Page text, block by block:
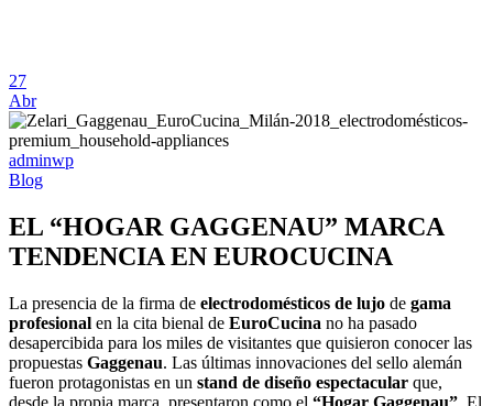
27
Abr
adminwp
Blog
EL “HOGAR GAGGENAU” MARCA
TENDENCIA EN EUROCUCINA
La presencia de la firma de electrodomésticos de lujo de gama
profesional en la cita bienal de EuroCucina no ha pasado
desapercibida para los miles de visitantes que quisieron conocer las
propuestas Gaggenau. Las últimas innovaciones del sello alemán
fueron protagonistas en un stand de diseño espectacular que,